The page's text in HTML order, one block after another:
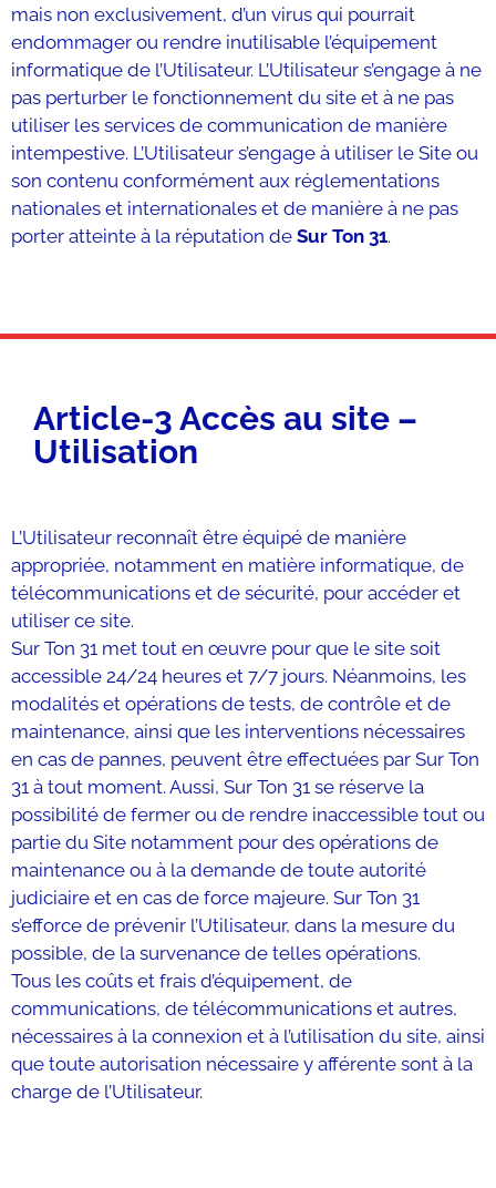
mais non exclusivement, d’un virus qui pourrait
endommager ou rendre inutilisable l’équipement
informatique de l’Utilisateur. L’Utilisateur s’engage à ne
pas perturber le fonctionnement du site et à ne pas
utiliser les services de communication de manière
intempestive. L’Utilisateur s’engage à utiliser le Site ou
son contenu conformément aux réglementations
nationales et internationales et de manière à ne pas
porter atteinte à la réputation de Sur Ton 31.
Article-3 Accès au site –
Utilisation
L’Utilisateur reconnaît être équipé de manière
appropriée, notamment en matière informatique, de
télécommunications et de sécurité, pour accéder et
utiliser ce site.
Sur Ton 31 met tout en œuvre pour que le site soit
accessible 24/24 heures et 7/7 jours. Néanmoins, les
modalités et opérations de tests, de contrôle et de
maintenance, ainsi que les interventions nécessaires
en cas de pannes, peuvent être effectuées par Sur Ton
31 à tout moment. Aussi, Sur Ton 31 se réserve la
possibilité de fermer ou de rendre inaccessible tout ou
partie du Site notamment pour des opérations de
maintenance ou à la demande de toute autorité
judiciaire et en cas de force majeure. Sur Ton 31
s’efforce de prévenir l’Utilisateur, dans la mesure du
possible, de la survenance de telles opérations.
Tous les coûts et frais d’équipement, de
communications, de télécommunications et autres,
nécessaires à la connexion et à l’utilisation du site, ainsi
que toute autorisation nécessaire y afférente sont à la
charge de l’Utilisateur.